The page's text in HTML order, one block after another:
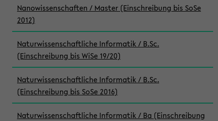
Nanowissenschaften / Master (Einschreibung bis SoSe
2012)
Naturwissenschaftliche Informatik / B.Sc.
(Einschreibung bis WiSe 19/20)
Naturwissenschaftliche Informatik / B.Sc.
(Einschreibung bis SoSe 2016)
Naturwissenschaftliche Informatik / Ba (Einschreibung